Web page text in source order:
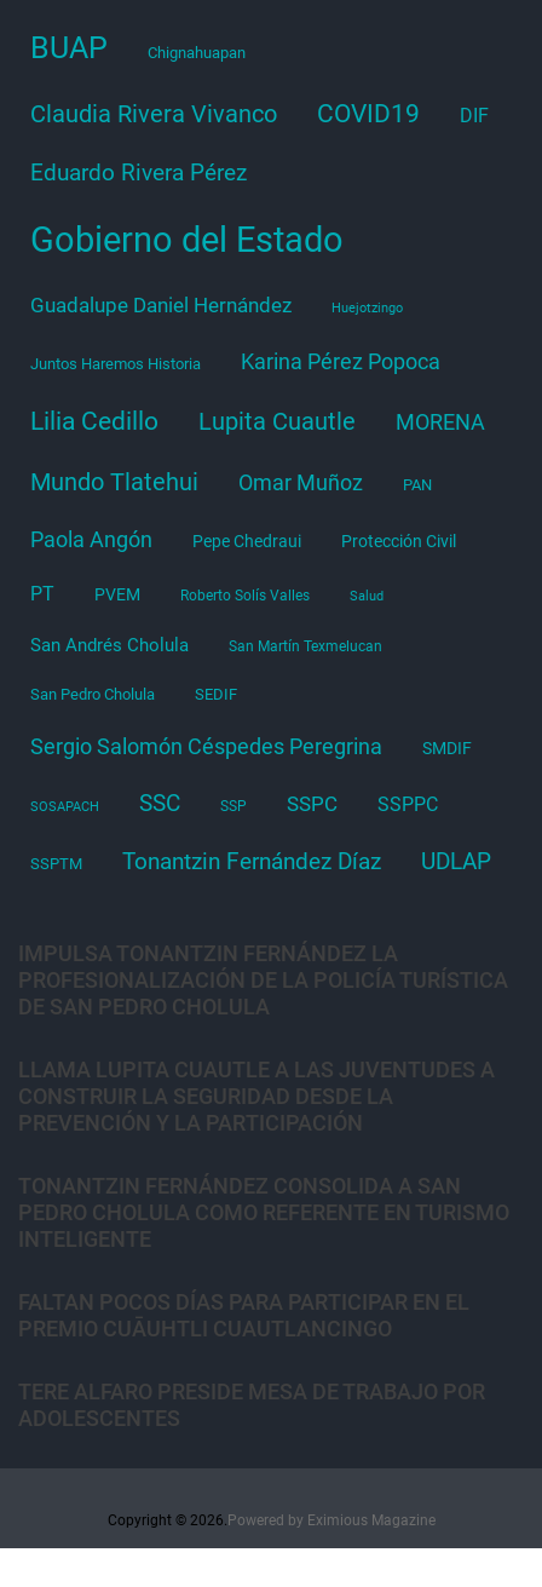
BUAP Chignahuapan
Claudia Rivera Vivanco COVID19 DIF
Eduardo Rivera Pérez
Gobierno del Estado
Guadalupe Daniel Hernández Huejotzingo
Juntos Haremos Historia Karina Pérez Popoca
Lilia Cedillo Lupita Cuautle MORENA
Mundo Tlatehui Omar Muñoz PAN
Paola Angón Pepe Chedraui Protección Civil
PT PVEM Roberto Solís Valles Salud
San Andrés Cholula San Martín Texmelucan
San Pedro Cholula SEDIF
Sergio Salomón Céspedes Peregrina SMDIF
SOSAPACH SSC SSP SSPC SSPPC
SSPTM Tonantzin Fernández Díaz UDLAP
IMPULSA TONANTZIN FERNÁNDEZ LA
PROFESIONALIZACIÓN DE LA POLICÍA TURÍSTICA
DE SAN PEDRO CHOLULA
LLAMA LUPITA CUAUTLE A LAS JUVENTUDES A
CONSTRUIR LA SEGURIDAD DESDE LA
PREVENCIÓN Y LA PARTICIPACIÓN
TONANTZIN FERNÁNDEZ CONSOLIDA A SAN
PEDRO CHOLULA COMO REFERENTE EN TURISMO
INTELIGENTE
FALTAN POCOS DÍAS PARA PARTICIPAR EN EL
PREMIO CUĀUHTLI CUAUTLANCINGO
TERE ALFARO PRESIDE MESA DE TRABAJO POR
ADOLESCENTES
Copyright © 2026. Powered by Eximious Magazine